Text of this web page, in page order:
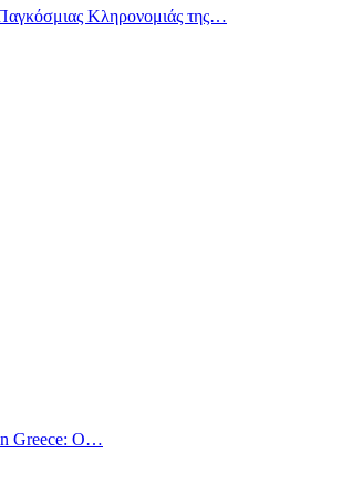
Κληρονομιάς της…
Greece: O…